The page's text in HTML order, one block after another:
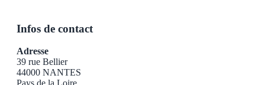
Infos de contact
Adresse
39 rue Bellier
44000 NANTES